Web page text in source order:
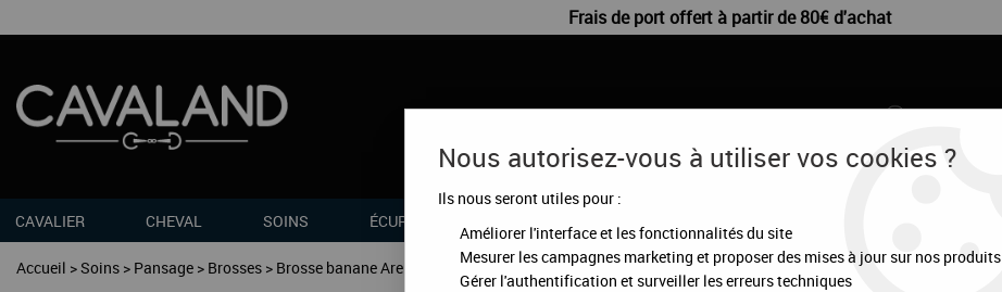
Frais de port offert à partir de 80€ d'achat
CAVALIER CHEVAL SOINS ÉCURIES
Accueil >Soins > Pansage > Brosses > Brosse banane Arenga
Nous autorisez-vous à utiliser vos cookies ?
Ils nous seront utiles pour :
Améliorer l'interface et les fonctionnalités du site
Mesurer les campagnes marketing et proposer des mises à jour sur nos produits
Gérer l'authentification et surveiller les erreurs techniques